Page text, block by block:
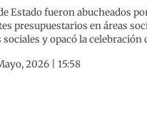
Estado fueron abucheados
presupuestarios en áreas
y opacó la celebración
2026 | 15:58